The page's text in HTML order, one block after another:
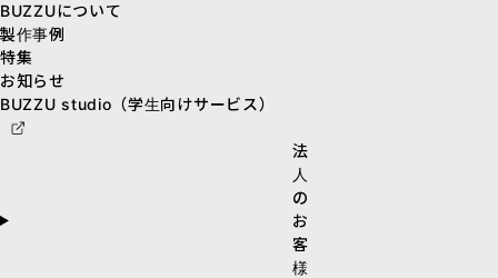
BUZZUについて
製作事例
特集
お知らせ
BUZZU studio（学生向けサービス）
法
人
の
お
客
様